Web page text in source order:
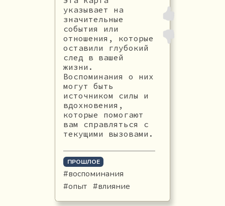
указывает на
значительные
события или
отношения, которые
оставили глубокий
след в вашей
жизни.
Воспоминания о них
могут быть
источником силы и
вдохновения,
которые помогают
вам справляться с
текущими вызовами.
ПРОШЛОЕ
#воспоминания
#опыт #влияние